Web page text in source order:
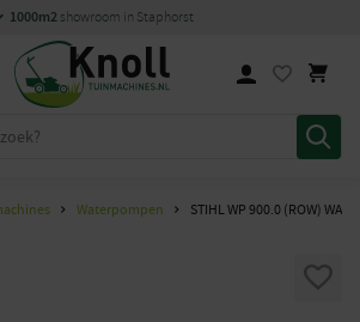
Specialistenmet kennis van zaken
1000m2showroom in Staphorst
Persoonlijkensnel contact
Specialistenmet kennis van zaken
1000m2showroom in Staphorst
Waterpompen STIHL WP 900.0 (ROW)